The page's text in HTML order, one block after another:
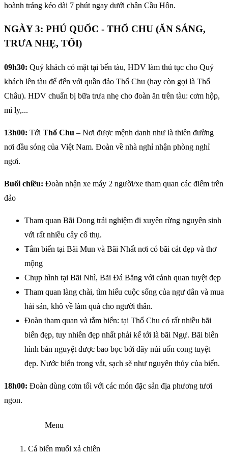
hoành tráng kéo dài 7 phút ngay dưới chân Cầu Hôn.
NGÀY 3: PHÚ QUỐC - THỔ CHU (ĂN SÁNG,
TRƯA NHẸ, TỐI)
09h30: Quý khách có mặt tại bến tàu, HDV làm thủ tục cho Quý
khách lên tàu để đến với quần đảo Thổ Chu (hay còn gọi là Thổ
Châu). HDV chuẩn bị bữa trưa nhẹ cho đoàn ăn trên tàu: cơm hộp,
mì ly,...
13h00: Tới Thổ Chu – Nơi được mệnh danh như là thiên đường
nơi đầu sóng của Việt Nam. Đoàn về nhà nghỉ nhận phòng nghỉ
ngơi.
Buổi chiều: Đoàn nhận xe máy 2 người/xe tham quan các điểm trên
đảo
Tham quan Bãi Dong trải nghiệm đi xuyên rừng nguyên sinh
với rất nhiều cây cổ thụ.
Tắm biển tại Bãi Mun và Bãi Nhất nơi có bãi cát đẹp và thơ
mộng
Chụp hình tại Bãi Nhì, Bãi Đá Bằng với cảnh quan tuyệt đẹp
Tham quan làng chài, tìm hiểu cuộc sống của ngư dân và mua
hải sản, khô về làm quà cho người thân.
Đoàn tham quan và tắm biển: tại Thổ Chu có rất nhiều bãi
biển đẹp, tuy nhiên đẹp nhất phải kể tới là bãi Ngự. Bãi biển
hình bán nguyệt được bao bọc bởi dãy núi uốn cong tuyệt
đẹp. Nước biển trong vắt, sạch sẽ như nguyên thủy của biển.
18h00: Đoàn dùng cơm tối với các món đặc sản địa phương tươi
ngon.
Menu
Cá biển muối xả chiên